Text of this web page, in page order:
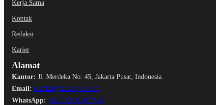
Kerja Sama
Kontak
Redaksi
Karier
Alamat
Kantor: Jl. Merdeka No. 45, Jakarta Pusat, Indonesia.
Email: redaksi@kabarplus.com
WhatsApp: +62 812-3456-7890